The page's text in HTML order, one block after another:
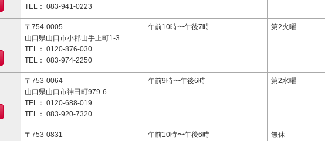
TEL： 083-941-0223
〒754-0005
山口県山口市小郡山手上町1-3
TEL： 0120-876-030
TEL： 083-974-2250
午前10時〜午後7時 第2火曜
〒753-0064
山口県山口市神田町979-6
TEL： 0120-688-019
TEL： 083-920-7320
午前9時〜午後6時 第2水曜
〒753-0831
午前10時〜午後6時 無休